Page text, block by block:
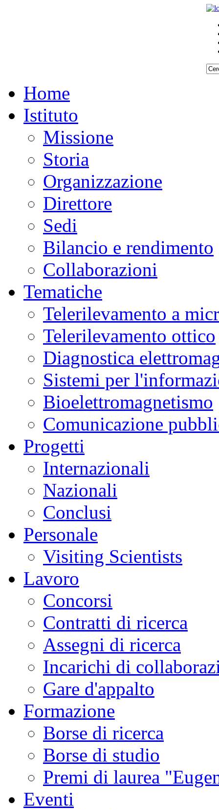
Home
Istituto
Missione
Storia
Organizzazione
Direttore
Sedi
Bilancio e rendimento
Collaborazioni
Tematiche
Telerilevamento a
Telerilevamento ottico
Diagnostica
Sistemi per
Bioelettromagnetismo
Comunicazione
Progetti
Internazionali
Nazionali
Conclusi
Personale
Visiting Scientists
Lavoro
Concorsi
Contratti di ricerca
Assegni di ricerca
Incarichi di
Gare d'appalto
Formazione
Borse di ricerca
Borse di studio
Premi di laurea
Eventi